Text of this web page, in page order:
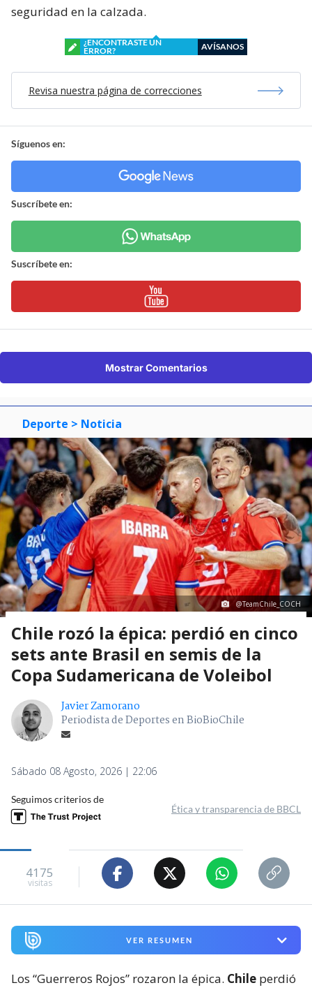
seguridad en la calzada.
¿ENCONTRASTE UN
ERROR?
AVÍSANOS
Revisa nuestra página de correcciones
Síguenos en:
Suscríbete en:
Suscríbete en:
Mostrar Comentarios
Deporte > Noticia
@TeamChile_COCH
Chile rozó la épica: perdió en cinco
sets ante Brasil en semis de la
Copa Sudamericana de Voleibol
Javier Zamorano
Periodista de Deportes en BioBioChile
Sábado 08 Agosto, 2026 | 22:06
Seguimos criterios de
Ética y transparencia de BBCL
4175
visitas
VER RESUMEN
Los “Guerreros Rojos” rozaron la épica. Chile perdió